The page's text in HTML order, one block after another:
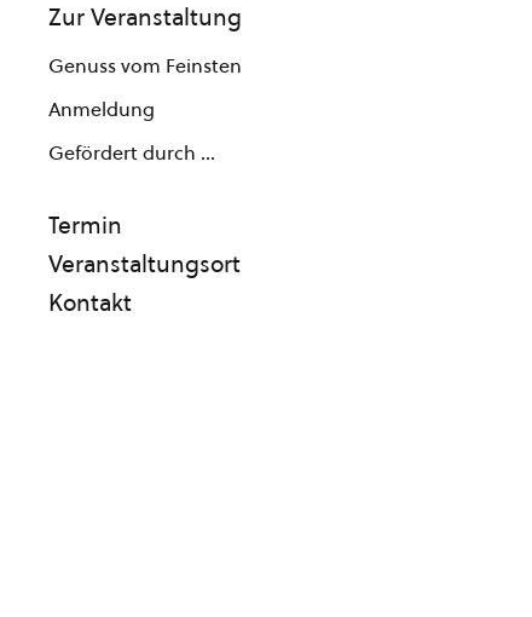
Zur Veranstaltung
Genuss vom Feinsten
Anmeldung
Gefördert durch ...
Termin
Veranstaltungsort
Kontakt